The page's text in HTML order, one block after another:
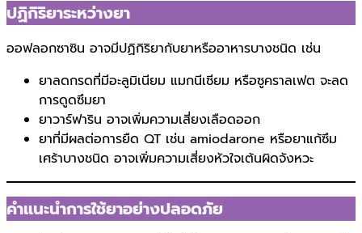
ปฏิกิริยาระหว่างยา
ออฟลอกซาซิน อาจมีปฏิกิริยากับยาหรืออาหารบางชนิด เช่น
ยาลดกรดที่มีอะลูมิเนียม แมกนีเซียม หรือซูคราลเฟต จะลด
การดูดซึมยา
ยาวาร์ฟาริน อาจเพิ่มความเสี่ยงเลือดออก
ยาที่มีผลต่อการยืด QT เช่น amiodarone หรือยาแก้ซึม
เศร้าบางชนิด อาจเพิ่มความเสี่ยงหัวใจเต้นผิดจังหวะ
คำแนะนำการใช้ยาอย่างปลอดภัย